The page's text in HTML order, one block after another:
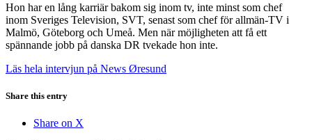
Hon har en lång karriär bakom sig inom tv, inte minst som chef
inom Sveriges Television, SVT, senast som chef för allmän-TV i
Malmö, Göteborg och Umeå. Men när möjligheten att få ett
spännande jobb på danska DR tvekade hon inte.
Läs hela intervjun på News Øresund
Share this entry
Share on X